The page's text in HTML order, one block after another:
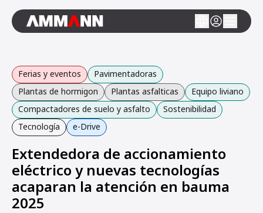
Ferias y eventos
Pavimentadoras
Plantas de hormigon
Plantas asfalticas
Equipo liviano
Compactadores de suelo y asfalto
Sostenibilidad
Tecnología
e-Drive
Extendedora de accionamiento
eléctrico y nuevas tecnologías
acaparan la atención en bauma
2025